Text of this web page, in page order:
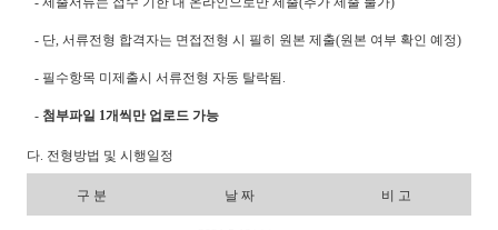
- 단, 서류전형 합격자는 면접전형 시 필히 원본 제출(원본 여부 확인 예정)
- 필수항목 미제출시 서류전형 자동 탈락됨.
- 첨부파일 1개씩만 업로드 가능
다. 전형방법 및 시행일정
구 분 날 짜 비 고